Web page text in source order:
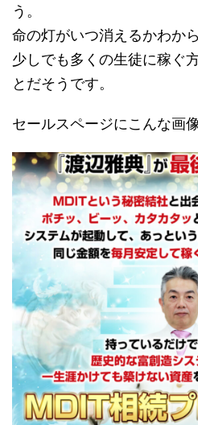
う。
命の灯がいつ消えるかわか
少しでも多くの生徒に稼ぐ
とだそうです。
セールスページにこんな画